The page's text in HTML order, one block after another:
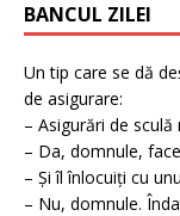
BANCUL ZILEI
Un tip care se dă
de asigurare:
– Asigurări de
– Da, domnule,
– Și îl înlocuiți cu
– Nu, domnule.